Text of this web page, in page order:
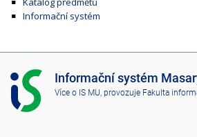
Informační systém
I
S
M
Informační systém
Více o IS MU , provozuje Fakulta